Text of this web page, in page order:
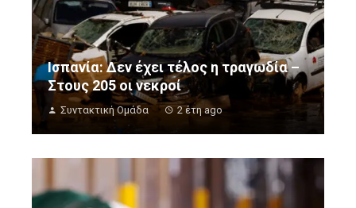
Ισπανία: Δεν έχει τέλος η τραγωδία –
Στους 205 οι νεκροί
Συντακτική Ομάδα 2 έτη ago